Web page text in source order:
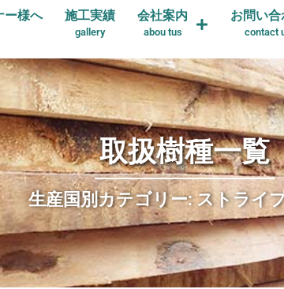
ー様へ 施工実績
gallery
会社案内
abou tus
お問い合
contact
取扱樹種一覧
生産国別カテゴリー: ストライ